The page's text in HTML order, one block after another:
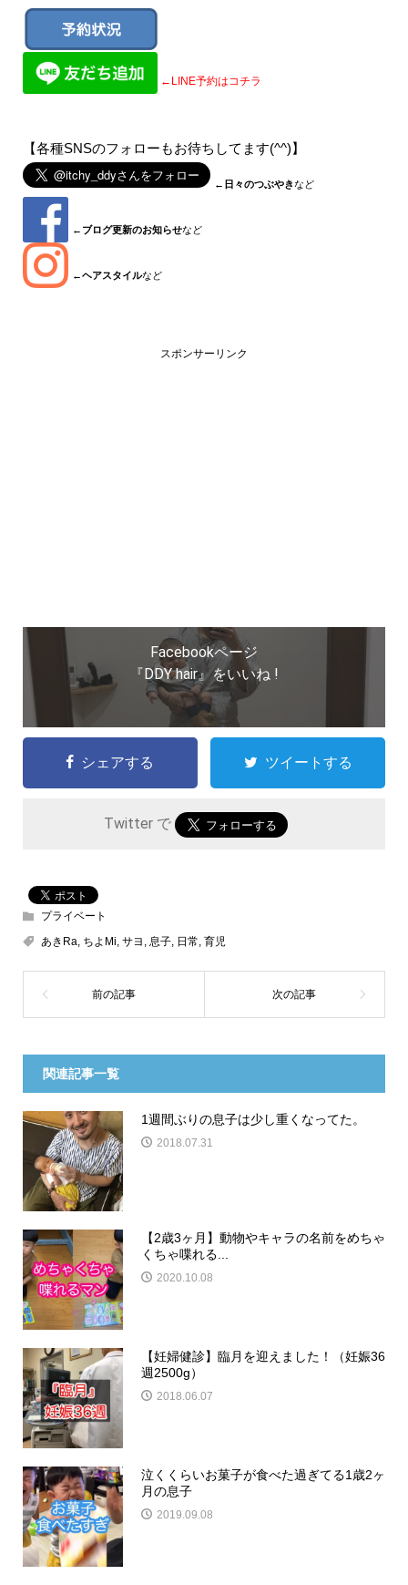
←LINE予約はコチラ
【各種SNSのフォローもお待ちしてます(^^)】
← 日々のつぶやきなど
← ブログ更新のお知らせなど
←ヘアスタイルなど
スポンサーリンク
Facebookページ
『DDY hair』をいいね !
シェアする ツイートする
Twitter で
プライベート
あきRa, ちよMi, サヨ , 息子, 日常, 育児
関連記事一覧
1週間ぶりの息子は少し重くなってた。
2018.07.31
【2歳3ヶ月】動物やキャラの名前をめちゃ
くちゃ喋れる...
2020.10.08
【妊婦健診】臨月を迎えました！（妊娠36
週2500g）
2018.06.07
泣くくらいお菓子が食べた過ぎてる1歳2ヶ
月の息子
2019.09.08